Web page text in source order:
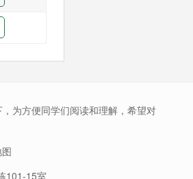
为方便同学们阅读和理解，希望对
101-15室